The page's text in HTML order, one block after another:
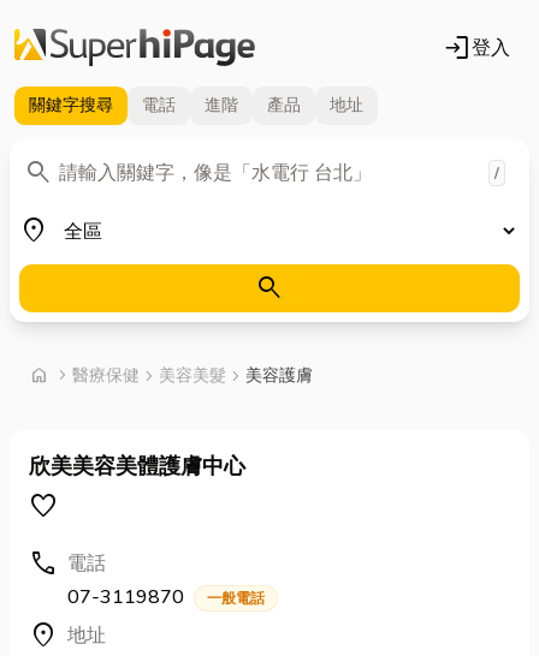
login登入
關鍵字搜尋 電話 進階 產品 地址
search
關鍵字 /
place
地區
search
home chevron_right 首頁
醫療保健 chevron_right 美容美髮 chevron_right 美容護膚
欣美美容美體護膚中心
favorite
call 電話
07-3119870
一般電話
location_on 地址